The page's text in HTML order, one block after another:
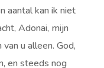
aantal kan ik niet
Adonai, mijn
u alleen. God,
en steeds nog